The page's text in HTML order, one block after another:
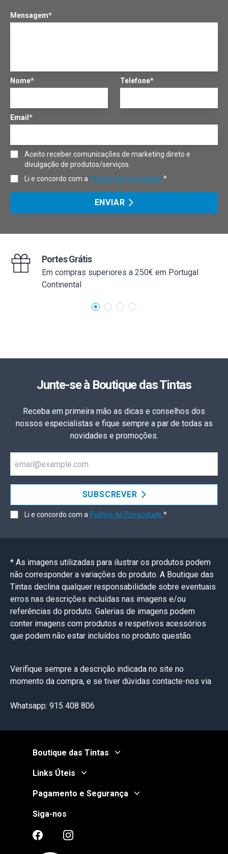
Mensagem*
Nome* Telefone*
Email*
Aceito receber comunicações de marketing direto e
divulgação de produtos/serviços.
Li e concordo com a Política de Privacidade .*
ENVIAR
Portes Grátis
Em compras superiores a 250€ em Portugal
Continental
Junte-se à Boutique das Tintas
Receba em primeira mão as dicas e conselhos dos
nossos especialistas e fique sempre a par de todas as
novidades e promoções.
SUBSCREVER
Li e concordo com a Política de Privacidade .*
* As imagens utilizadas para ilustrar os produtos podem
não corresponder a variações do produto. A Boutique das
Tintas declina qualquer responsabilidade sobre eventuais
erros nas descrições incluídas nas imagens e/ou
referências do produto. Galerias de imagens podem
conter imagens com produtos e respetivos acessórios
que podem não estar incluídos no produto questão.
Verifique sempre a descrição indicada no site no
momento da compra, e se tiver dúvidas contacte-nos via
Whatsapp: 915 408 806
Boutique das Tintas
Links Úteis
Pagamento e Segurança
Siga-nos